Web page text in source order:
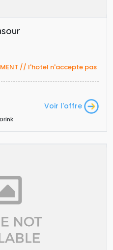
// l'hotel n'accepte pas
Voir l'offre